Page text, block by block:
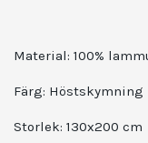
Material: 100%
Färg: Höstskymning
Storlek: 130x200 cm